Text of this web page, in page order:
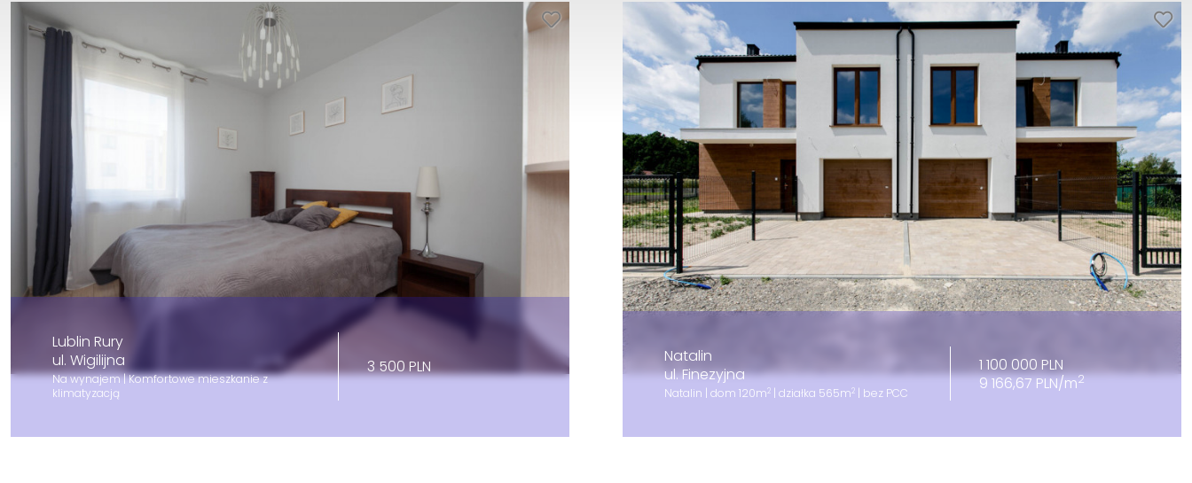
Lublin Rury
ul. Wigilijna
Na wynajem | Komfortowe mieszkanie z
klimatyzacją
3 500 PLN
Natalin
ul. Finezyjna
Natalin | dom 120m2 | działka 565m2 | bez PCC
1 100 000 PLN
9 166,67 PLN/m2